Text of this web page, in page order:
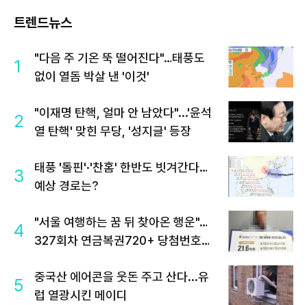
트렌드뉴스
1
"다음 주 기온 뚝 떨어진다"…태풍도
없이 열돔 박살 낸 '이것'
2
"이재명 탄핵, 얼마 안 남았다"...'윤석
열 탄핵' 맞힌 무당, '성지글' 등장
3
태풍 '돌핀'·'찬홈' 한반도 빗겨간다…
예상 경로는?
4
"서울 여행하는 꿈 뒤 찾아온 행운"…
327회차 연금복권720+ 당첨번호조
5
중국산 에어콘을 웃돈 주고 산다...유
럽 열광시킨 메이디